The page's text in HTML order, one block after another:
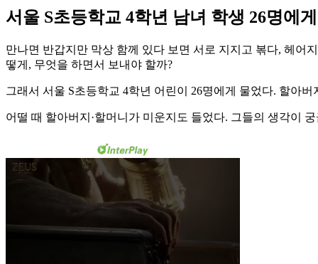
서울 S초등학교 4학년 남녀 학생 26명에
만나면 반갑지만 막상 함께 있다 보면 서로 지지고 볶다, 헤어
떻게, 무엇을 하면서 보내야 할까?
그래서 서울 S초등학교 4학년 어린이 26명에게 물었다. 할아
어떨 때 할아버지·할머니가 미운지도 들었다. 그들의 생각이